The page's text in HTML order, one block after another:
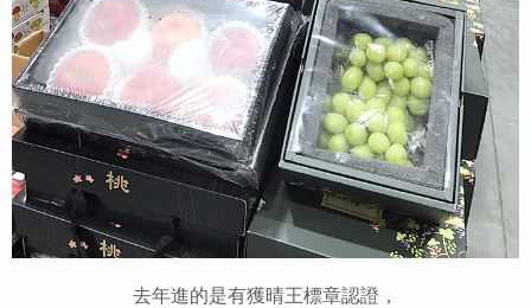
去年進的是有獲晴王標章認證，